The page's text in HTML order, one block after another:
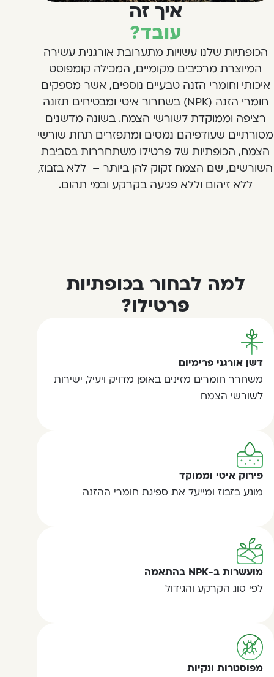
איך זה
עובד?
הכופתיות שלנו עשויות מתערובת אורגנית עשירה
המיוצרת מרכיבים מקומיים, המכילה קומפוסט
איכותי וחומרי הזנה טבעיים נוספים, אשר מספקים
חומרי הזנה (NPK) בשחרור איטי ומבטיחים תזונה
רציפה וממוקדת לשורשי הצמח. בשונה מדשנים
מסורתיים שעודפיהם נמסים ומתפזרים תחת שורשי
הצמח, הכופתיות של פרטילו משתחררות בסביבת
השורשים, שם הצמח זקוק להן ביותר – ללא בזבוז,
ללא זיהום וללא פגיעה בקרקע ובמי תהום.
למה לבחור בכופתיות
פרטילו?
דשן אורגני פרימיום
משחרר חומרים מזינים באופן מדויק ויעיל, ישירות
לשורשי הצמח
פירוק איטי וממוקד
מונע בזבוז ומייעל את ספיגת חומרי ההזנה
מועשרות ב-NPK בהתאמה
לפי סוג הקרקע והגידול
מפוסטרות ונקיות